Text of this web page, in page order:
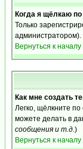
Когда я щёлкаю
Только
администратором).
Вернуться к началу
Как мне создать
Легко, щёлкните
можете делать в
сообщения и т.д.)
Вернуться к началу